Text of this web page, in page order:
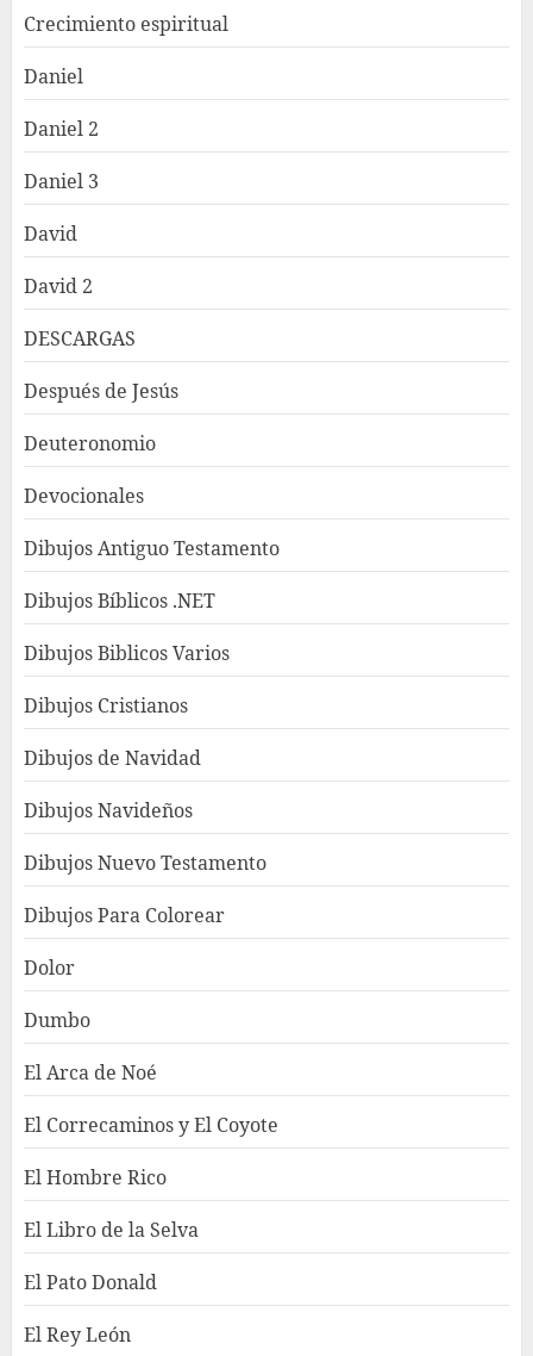
Crecimiento espiritual
Daniel
Daniel 2
Daniel 3
David
David 2
DESCARGAS
Después de Jesús
Deuteronomio
Devocionales
Dibujos Antiguo Testamento
Dibujos Bíblicos .NET
Dibujos Biblicos Varios
Dibujos Cristianos
Dibujos de Navidad
Dibujos Navideños
Dibujos Nuevo Testamento
Dibujos Para Colorear
Dolor
Dumbo
El Arca de Noé
El Correcaminos y El Coyote
El Hombre Rico
El Libro de la Selva
El Pato Donald
El Rey León